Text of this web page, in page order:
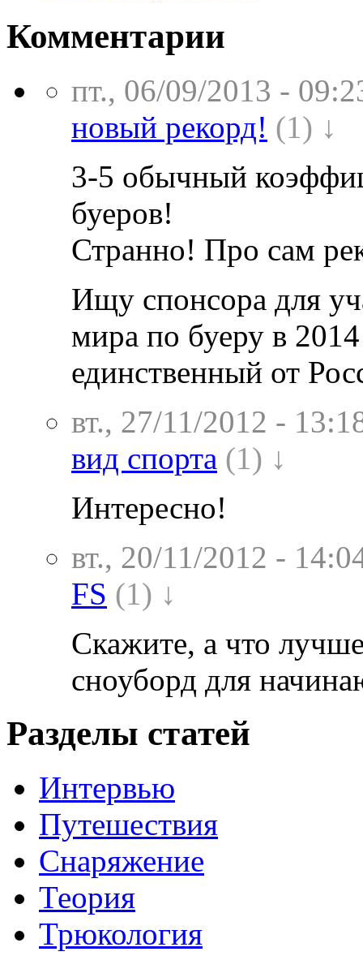
Комментарии
пт., 06/09/2013 -
новый рекорд! (1) ↓
3-5 обычный
буеров!
Странно! Про сам
Ищу спонсора для
мира по буеру в
единственный от
вт., 27/11/2012 -
вид спорта (1) ↓
Интересно!
вт., 20/11/2012 -
FS (1) ↓
Скажите, а что
сноуборд для
Разделы статей
Интервью
Путешествия
Снаряжение
Теория
Трюкология